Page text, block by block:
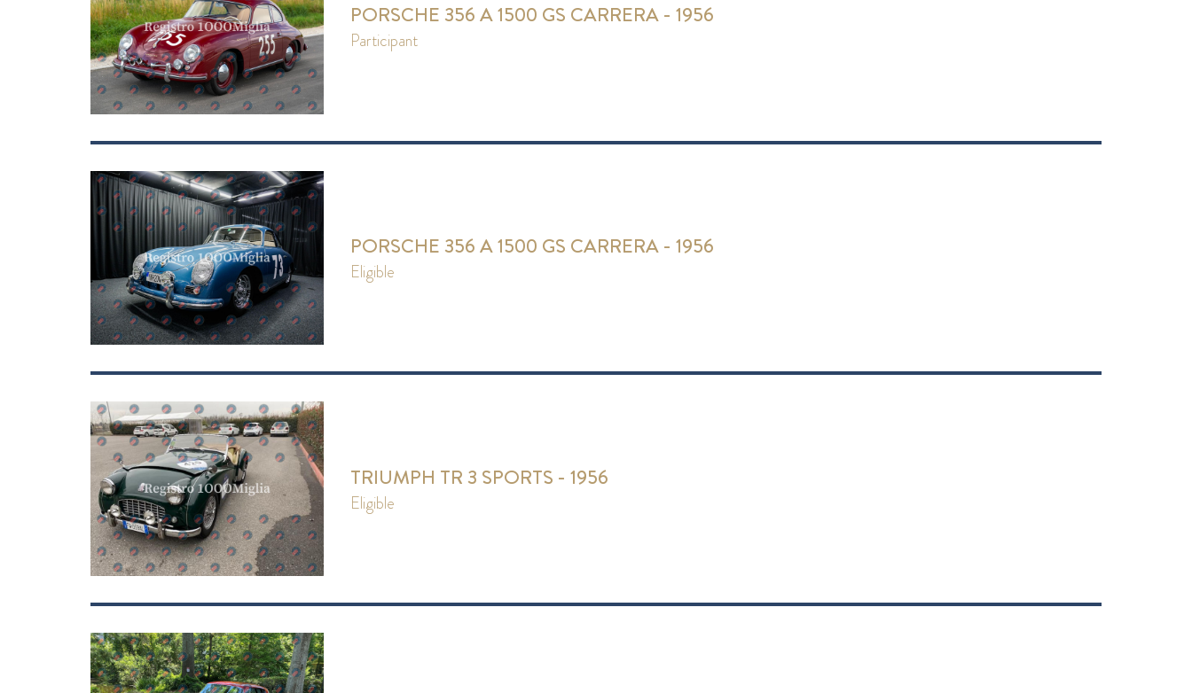
PORSCHE 356 A 1500 GS CARRERA - 1956
participant
PORSCHE 356 A 1500 GS CARRERA - 1956
eligible
TRIUMPH TR 3 SPORTS - 1956
eligible